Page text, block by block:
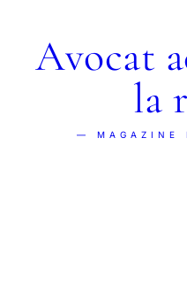
Avocat
la
— MAGAZINE